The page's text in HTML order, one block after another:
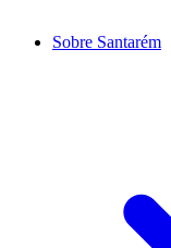
Sobre Santarém